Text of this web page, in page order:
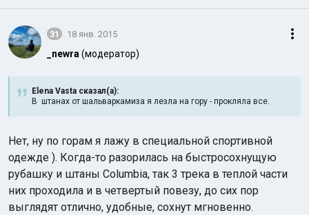
31 18 янв. 2015
_newra (модератор)
Elena Vasta сказал(а):
В штанах от шальваркамиза я лезла на гору - прокляла все.
Нет, ну по горам я лажу в специальной спортивной
одежде ). Когда-то разорилась на быстросохнущую
рубашку и штаны Columbia, так 3 трека в теплой части
них проходила и в четвертый повезу, до сих пор
выглядят отлично, удобные, сохнут мгновенно.